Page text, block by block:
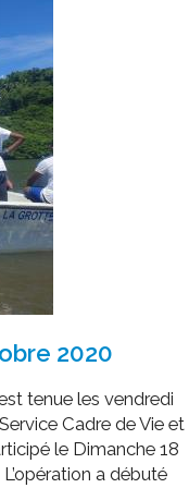
et de
2020
tenue les vendredi
Cadre de Vie et
le Dimanche 18
a débuté